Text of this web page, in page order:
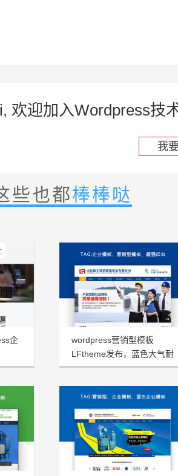
欢迎加入Wordpress技
我
些也都棒棒哒
企
wordpress营销型模板
LFtheme发布，蓝色大气耐
看型首选